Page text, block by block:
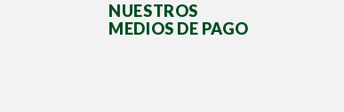
NUESTROS
MEDIOS DE PAGO